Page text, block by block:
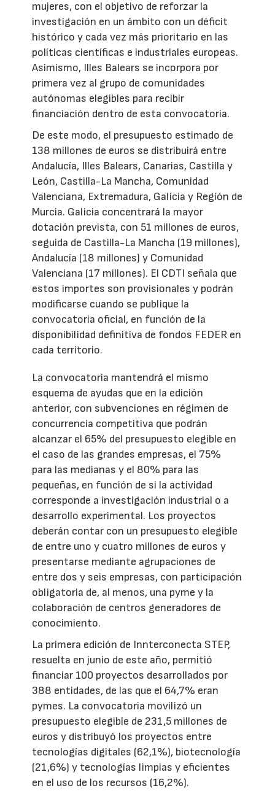
mujeres, con el objetivo de reforzar la
investigación en un ámbito con un déficit
histórico y cada vez más prioritario en las
políticas científicas e industriales europeas.
Asimismo, Illes Balears se incorpora por
primera vez al grupo de comunidades
autónomas elegibles para recibir
financiación dentro de esta convocatoria.
De este modo, el presupuesto estimado de
138 millones de euros se distribuirá entre
Andalucía, Illes Balears, Canarias, Castilla y
León, Castilla-La Mancha, Comunidad
Valenciana, Extremadura, Galicia y Región de
Murcia. Galicia concentrará la mayor
dotación prevista, con 51 millones de euros,
seguida de Castilla-La Mancha (19 millones),
Andalucía (18 millones) y Comunidad
Valenciana (17 millones). El CDTI señala que
estos importes son provisionales y podrán
modificarse cuando se publique la
convocatoria oficial, en función de la
disponibilidad definitiva de fondos FEDER en
cada territorio.
La convocatoria mantendrá el mismo
esquema de ayudas que en la edición
anterior, con subvenciones en régimen de
concurrencia competitiva que podrán
alcanzar el 65% del presupuesto elegible en
el caso de las grandes empresas, el 75%
para las medianas y el 80% para las
pequeñas, en función de si la actividad
corresponde a investigación industrial o a
desarrollo experimental. Los proyectos
deberán contar con un presupuesto elegible
de entre uno y cuatro millones de euros y
presentarse mediante agrupaciones de
entre dos y seis empresas, con participación
obligatoria de, al menos, una pyme y la
colaboración de centros generadores de
conocimiento.
La primera edición de Innterconecta STEP,
resuelta en junio de este año, permitió
financiar 100 proyectos desarrollados por
388 entidades, de las que el 64,7% eran
pymes. La convocatoria movilizó un
presupuesto elegible de 231,5 millones de
euros y distribuyó los proyectos entre
tecnologías digitales (62,1%), biotecnología
(21,6%) y tecnologías limpias y eficientes
en el uso de los recursos (16,2%).